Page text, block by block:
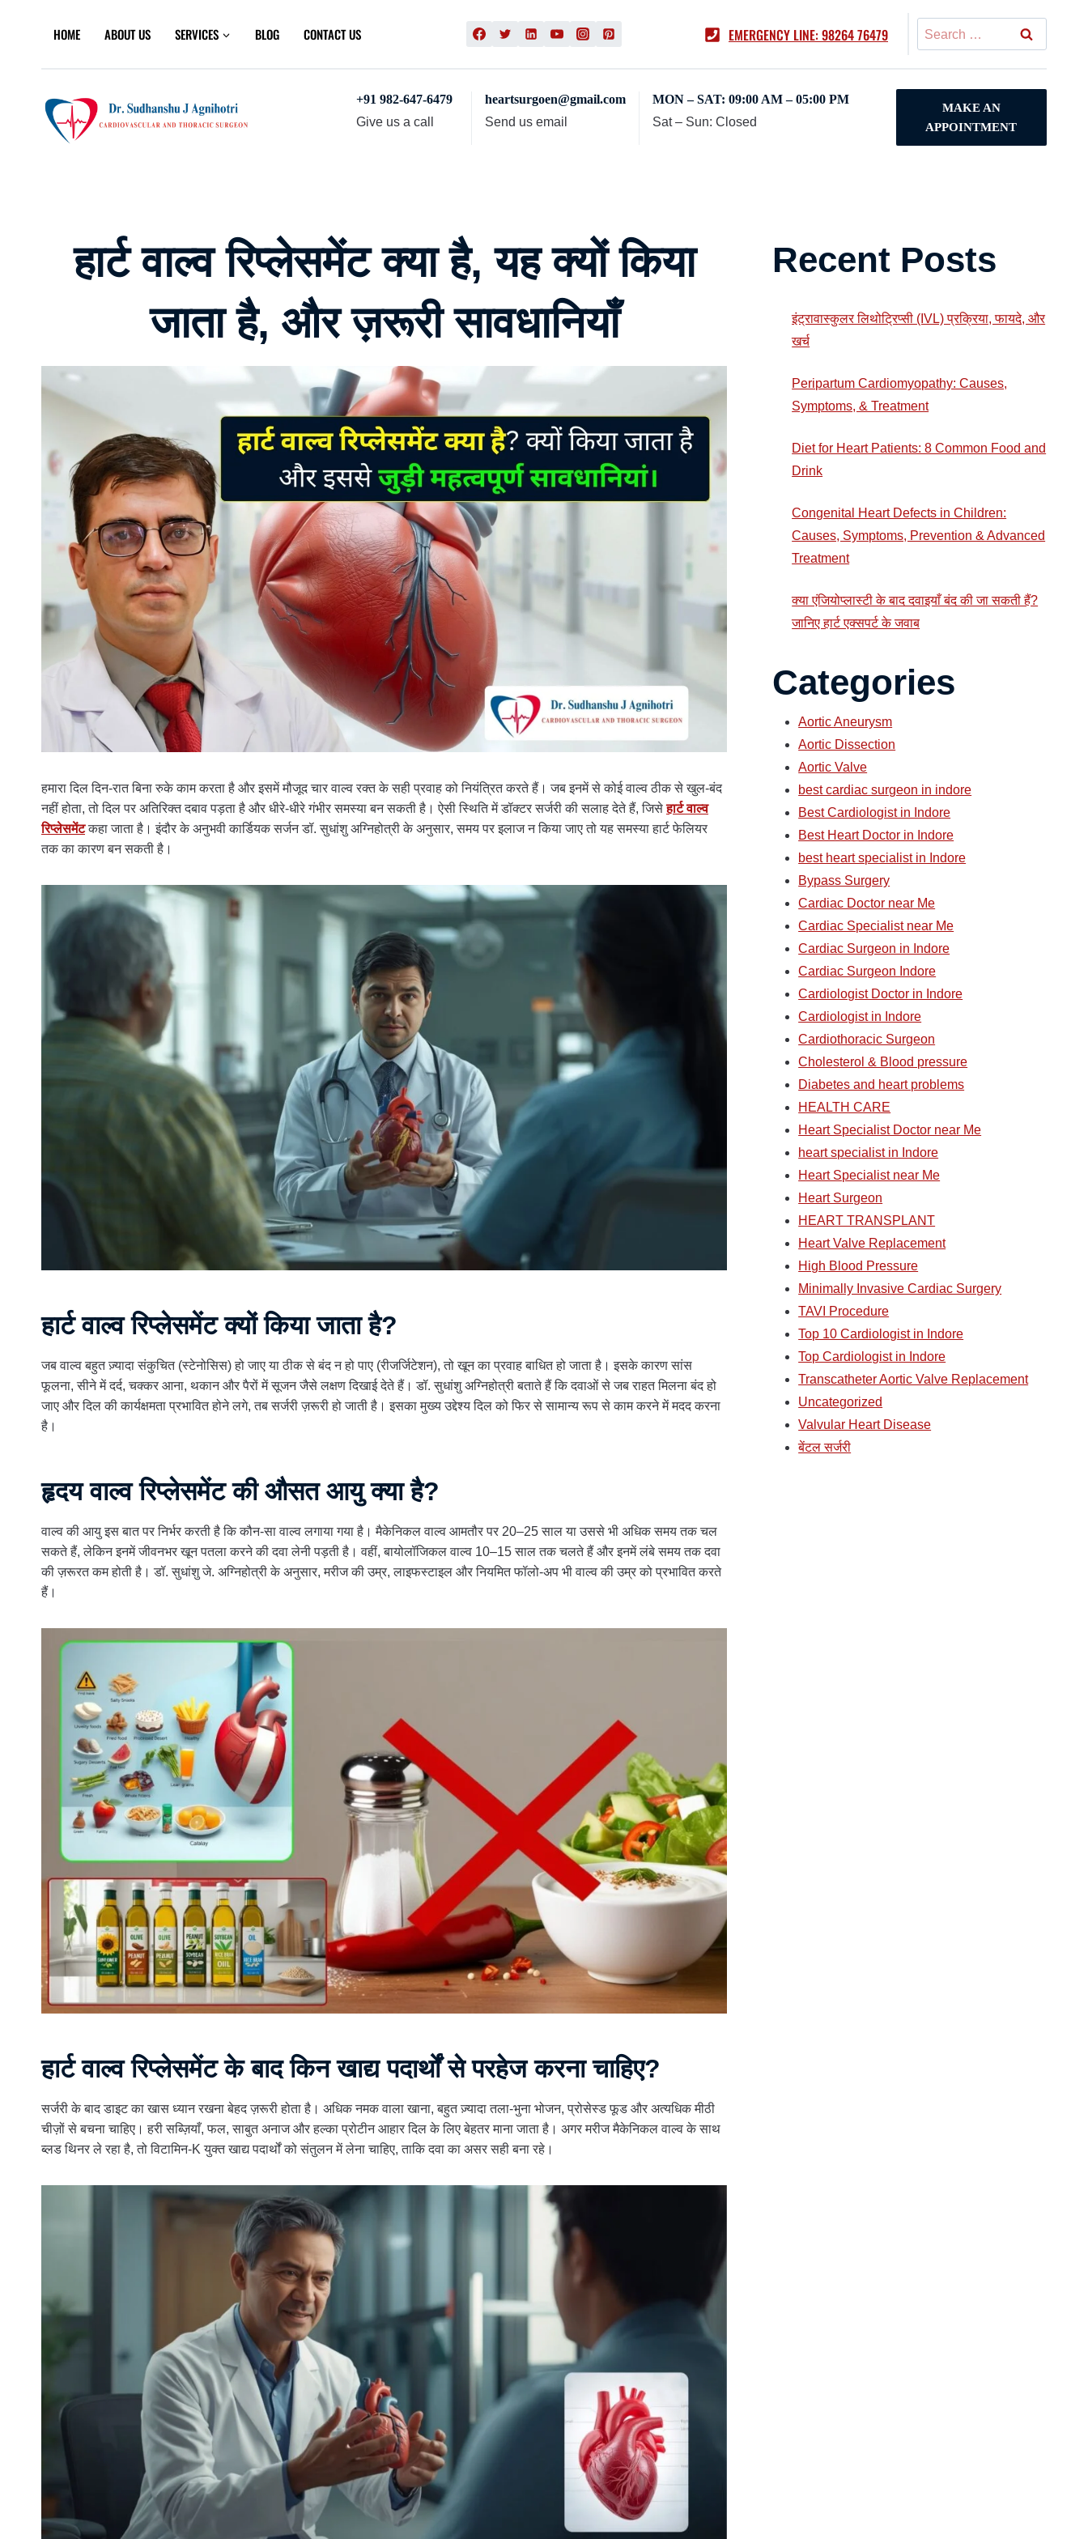
HOME ABOUT US SERVICES BLOG CONTACT US EMERGENCY LINE: 98264 76479
Search
for:
+91 982-647-6479
Give us a call
heartsurgoen@gmail.com
Send us email
MON – SAT: 09:00 AM – 05:00 PM
Sat – Sun: Closed
MAKE AN
APPOINTMENT
हार्ट वाल्व रिप्लेसमेंट क्या है, यह क्यों किया
जाता है, और ज़रूरी सावधानियाँ
हमारा दिल दिन-रात बिना रुके काम करता है और इसमें मौजूद चार वाल्व रक्त के सही प्रवाह को नियंत्रित करते हैं। जब इनमें से कोई वाल्व ठीक से खुल-बंद
नहीं होता, तो दिल पर अतिरिक्त दबाव पड़ता है और धीरे-धीरे गंभीर समस्या बन सकती है। ऐसी स्थिति में डॉक्टर सर्जरी की सलाह देते हैं, जिसेहार्ट वाल्व
रिप्लेसमेंटकहा जाता है। इंदौर के अनुभवी कार्डियक सर्जन डॉ. सुधांशु अग्निहोत्री के अनुसार, समय पर इलाज न किया जाए तो यह समस्या हार्ट फेलियर
तक का कारण बन सकती है।
हार्ट वाल्व रिप्लेसमेंट क्यों किया जाता है?
जब वाल्व बहुत ज़्यादा संकुचित (स्टेनोसिस) हो जाए या ठीक से बंद न हो पाए (रीजर्जिटेशन), तो खून का प्रवाह बाधित हो जाता है। इसके कारण सांस
फूलना, सीने में दर्द, चक्कर आना, थकान और पैरों में सूजन जैसे लक्षण दिखाई देते हैं। डॉ. सुधांशु अग्निहोत्री बताते हैं कि दवाओं से जब राहत मिलना बंद हो
जाए और दिल की कार्यक्षमता प्रभावित होने लगे, तब सर्जरी ज़रूरी हो जाती है। इसका मुख्य उद्देश्य दिल को फिर से सामान्य रूप से काम करने में मदद करना
है।
हृदय वाल्व रिप्लेसमेंट की औसत आयु क्या है?
वाल्व की आयु इस बात पर निर्भर करती है कि कौन-सा वाल्व लगाया गया है। मैकेनिकल वाल्व आमतौर पर 20–25 साल या उससे भी अधिक समय तक चल
सकते हैं, लेकिन इनमें जीवनभर खून पतला करने की दवा लेनी पड़ती है। वहीं, बायोलॉजिकल वाल्व 10–15 साल तक चलते हैं और इनमें लंबे समय तक दवा
की ज़रूरत कम होती है। डॉ. सुधांशु जे. अग्निहोत्री के अनुसार, मरीज की उम्र, लाइफस्टाइल और नियमित फॉलो-अप भी वाल्व की उम्र को प्रभावित करते
हैं।
हार्ट वाल्व रिप्लेसमेंट के बाद किन खाद्य पदार्थों से परहेज करना चाहिए?
सर्जरी के बाद डाइट का खास ध्यान रखना बेहद ज़रूरी होता है। अधिक नमक वाला खाना, बहुत ज़्यादा तला-भुना भोजन, प्रोसेस्ड फूड और अत्यधिक मीठी
चीज़ों से बचना चाहिए। हरी सब्ज़ियाँ, फल, साबुत अनाज और हल्का प्रोटीन आहार दिल के लिए बेहतर माना जाता है। अगर मरीज मैकेनिकल वाल्व के साथ
ब्लड थिनर ले रहा है, तो विटामिन-K युक्त खाद्य पदार्थों को संतुलन में लेना चाहिए, ताकि दवा का असर सही बना रहे।
Recent Posts
इंट्रावास्कुलर लिथोट्रिप्सी (IVL) प्रक्रिया, फायदे, और
खर्च
Peripartum Cardiomyopathy: Causes,
Symptoms, & Treatment
Diet for Heart Patients: 8 Common Food and
Drink
Congenital Heart Defects in Children:
Causes, Symptoms, Prevention & Advanced
Treatment
क्या एंजियोप्लास्टी के बाद दवाइयाँ बंद की जा सकती हैं?
जानिए हार्ट एक्सपर्ट के जवाब
Categories
Aortic Aneurysm
Aortic Dissection
Aortic Valve
best cardiac surgeon in indore
Best Cardiologist in Indore
Best Heart Doctor in Indore
best heart specialist in Indore
Bypass Surgery
Cardiac Doctor near Me
Cardiac Specialist near Me
Cardiac Surgeon in Indore
Cardiac Surgeon Indore
Cardiologist Doctor in Indore
Cardiologist in Indore
Cardiothoracic Surgeon
Cholesterol & Blood pressure
Diabetes and heart problems
HEALTH CARE
Heart Specialist Doctor near Me
heart specialist in Indore
Heart Specialist near Me
Heart Surgeon
HEART TRANSPLANT
Heart Valve Replacement
High Blood Pressure
Minimally Invasive Cardiac Surgery
TAVI Procedure
Top 10 Cardiologist in Indore
Top Cardiologist in Indore
Transcatheter Aortic Valve Replacement
Uncategorized
Valvular Heart Disease
बेंटल सर्जरी